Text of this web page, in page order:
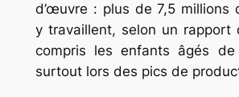
d’œuvre : plus de 7,5 millions
y travaillent, selon un rapport
compris les enfants âgés
surtout lors des pics de